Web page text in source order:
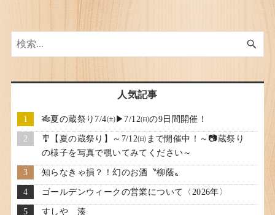
人気記事
🎋夏の蔵祭り7/4㈯▶7/12㈰の9日間開催！
🎐【夏の蔵祭り】～7/12㈰まで開催中！～📷蔵祭り
の様子を写真で覗いてみてください～
知らなきゃ損？！幻のお酒〝柳蔭〟
ゴールデンウィークの営業について〈2026年〉
すしや 湊